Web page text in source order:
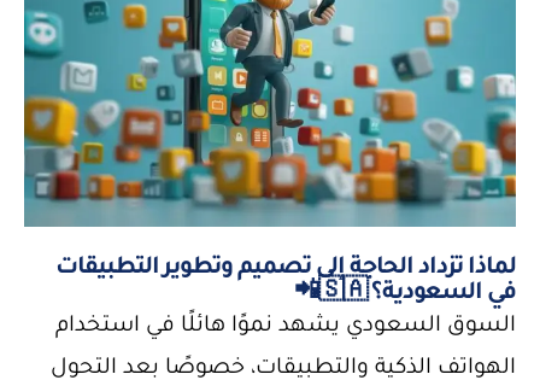
لماذا تزداد الحاجة إلى تصميم وتطوير التطبيقات
في السعودية؟ 🇸🇦📲
السوق السعودي يشهد نموًا هائلًا في استخدام
الهواتف الذكية والتطبيقات، خصوصًا بعد التحول